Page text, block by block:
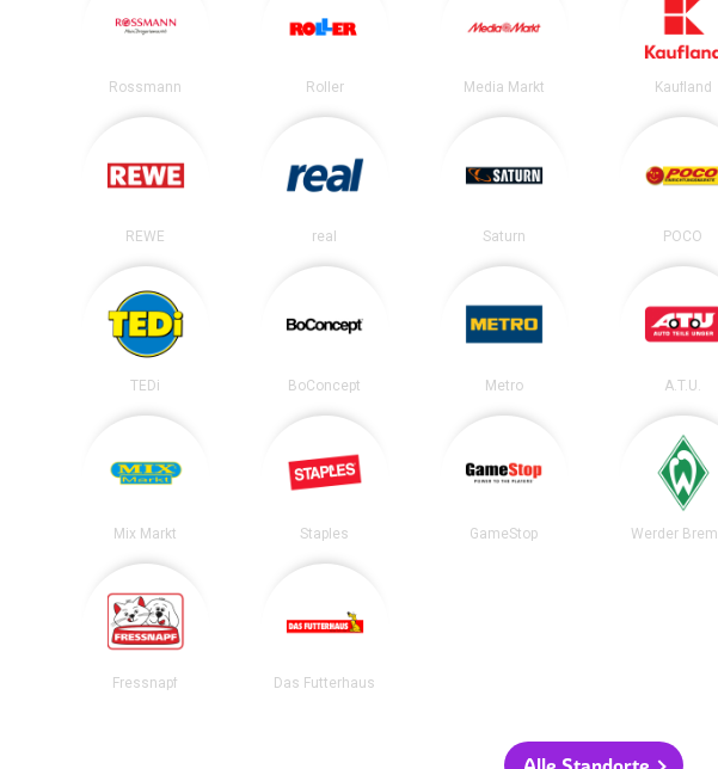
Rossmann Roller Media Markt Kaufland
REWE real Saturn POCO
TEDi BoConcept Metro A.T.U.
Mix Markt Staples GameStop Werder
Fressnapf Das Futterhaus